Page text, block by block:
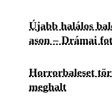
Újabb halálos
ason – Drámai
Horrorbaleset
meghalt